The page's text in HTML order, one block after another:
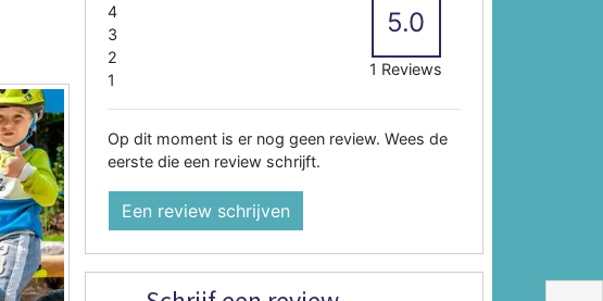
4
3
2
1
5.0
1 Reviews
Op dit moment is er nog geen review. Wees de
eerste die een review schrijft.
Een review schrijven